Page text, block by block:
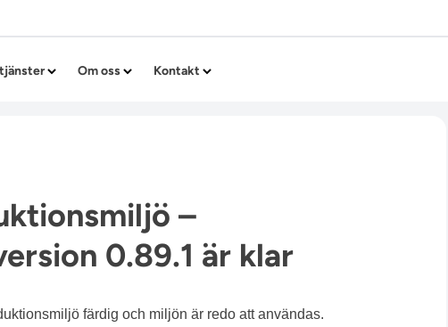
Om oss Kontakt
–
0.89.1 är klar
färdig och miljön är redo att användas.